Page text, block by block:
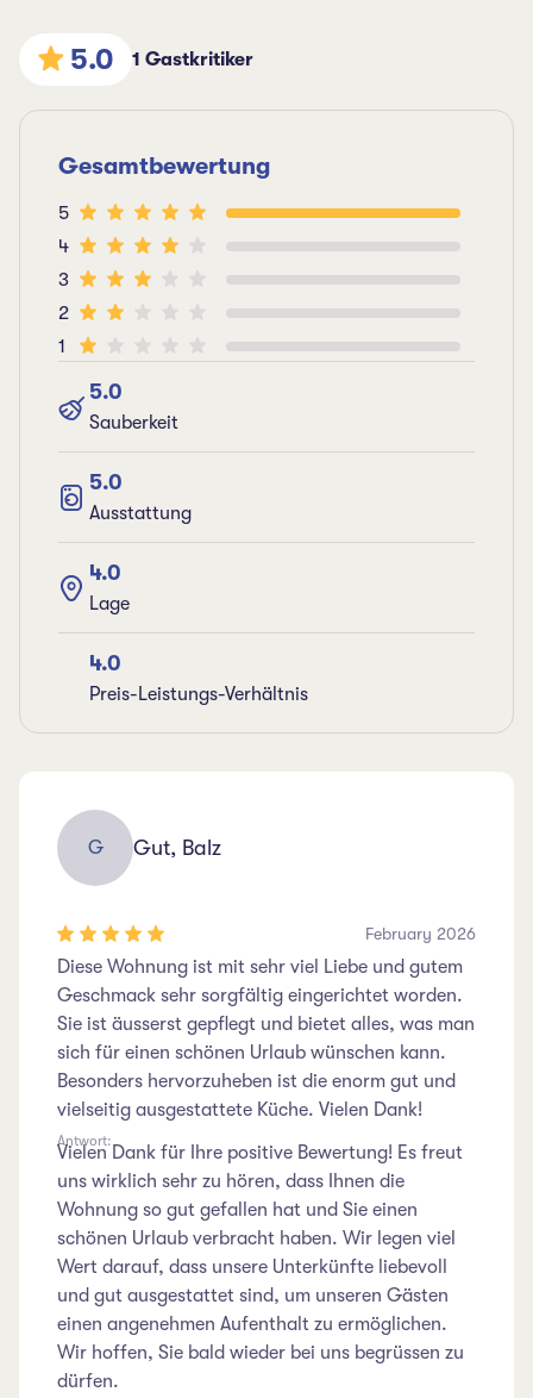
5.0 1 Gastkritiker
Gesamtbewertung
5
4
3
2
1
5.0
Sauberkeit
5.0
Ausstattung
4.0
Lage
4.0
Preis-Leistungs-Verhältnis
G Gut, Balz
February 2026
Diese Wohnung ist mit sehr viel Liebe und gutem
Geschmack sehr sorgfältig eingerichtet worden.
Sie ist äusserst gepflegt und bietet alles, was man
sich für einen schönen Urlaub wünschen kann.
Besonders hervorzuheben ist die enorm gut und
vielseitig ausgestattete Küche. Vielen Dank!
Antwort:
Vielen Dank für Ihre positive Bewertung! Es freut
uns wirklich sehr zu hören, dass Ihnen die
Wohnung so gut gefallen hat und Sie einen
schönen Urlaub verbracht haben. Wir legen viel
Wert darauf, dass unsere Unterkünfte liebevoll
und gut ausgestattet sind, um unseren Gästen
einen angenehmen Aufenthalt zu ermöglichen.
Wir hoffen, Sie bald wieder bei uns begrüssen zu
dürfen.